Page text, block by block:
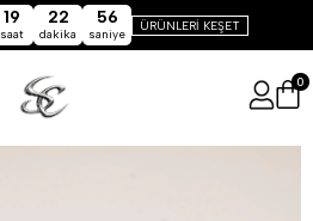
19
saat
22
dakika
56
saniye
ÜRÜNLERİ KEŞET
0